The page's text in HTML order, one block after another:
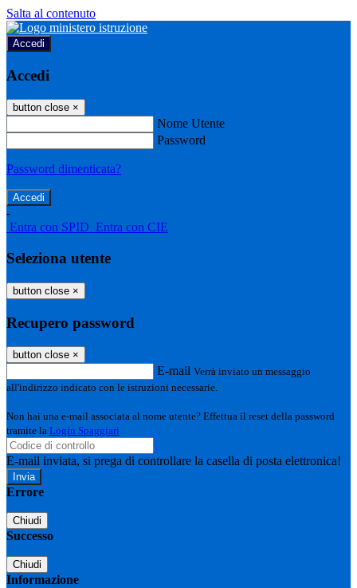
Salta al contenuto
Accedi
Accedi
button close ×
Nome Utente
Password
Password dimenticata?
-
Entra con SPID Entra con CIE
Seleziona utente
button close ×
Recupero password
button close ×
E-mail Verrà inviato un messaggio
all'indirizzo indicato con le istruzioni necessarie.
Non hai una e-mail associata al nome utente? Effettua il reset della password
tramite la Login Spaggiari
E-mail inviata, si prega di controllare la casella di posta elettronica!
Errore
Chiudi
Successo
Chiudi
Informazione